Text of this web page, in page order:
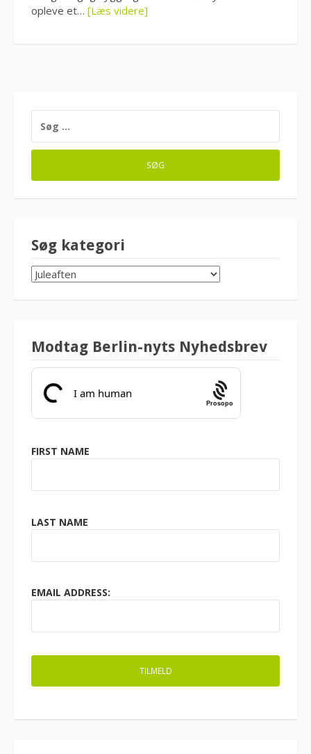
opleve et… [Læs videre]
EFTER:
Søg kategori
SØG
KATEGORI
Modtag Berlin-nyts Nyhedsbrev
Prosopo
FIRST NAME
LAST NAME
EMAIL ADDRESS: